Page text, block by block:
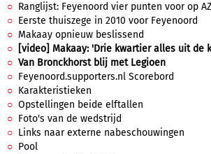
Ranglijst: Feyenoord vier punten voor op AZ
Eerste thuiszege in 2010 voor Feyenoord
Makaay opnieuw beslissend
[video] Makaay: 'Drie kwartier alles uit de
Van Bronckhorst blij met Legioen
Feyenoord.supporters.nl Scorebord
Karakteristieken
Opstellingen beide elftallen
Foto's van de wedstrijd
Links naar externe nabeschouwingen
Pool